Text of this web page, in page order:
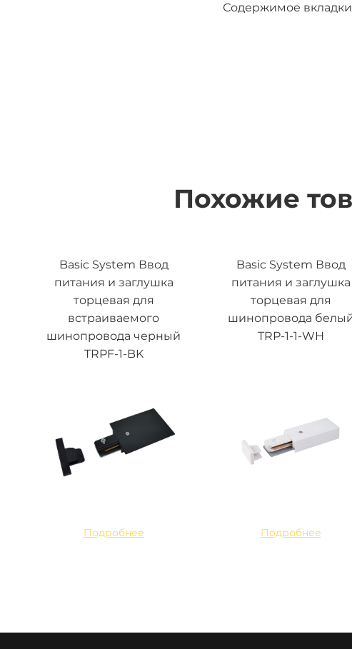
Содержимое вкладки
Содержимое вкладки
Содержимое вкладки
Похожие
Basic System Ввод
питания и заглушка
торцевая для
встраиваемого
шинопровода черный
TRPF-1-BK
Подробнее
Basic System Ввод
питания и заглушка
торцевая для
шинопровода
TRP-1-1-WH
Подробнее